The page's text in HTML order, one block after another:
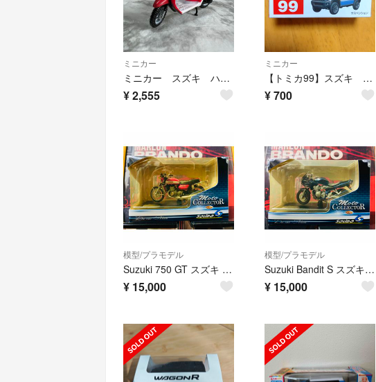
ミニカー
ミニカー スズキ ハイ 赤 原付スクーター 旧車 美品レア レトロ
¥2,555
ミニカー
【トミカ99】スズキ SUZUKI ジムニー 多目的災害対策車
¥700
模型/プラモデル
Suzuki 750 GT スズキ ミニチュアバイク完成品 1:18
¥ 15,000
模型/プラモデル
Suzuki Bandit S スズキ ミニチュアバイク 完成品 1:18
¥ 15,000